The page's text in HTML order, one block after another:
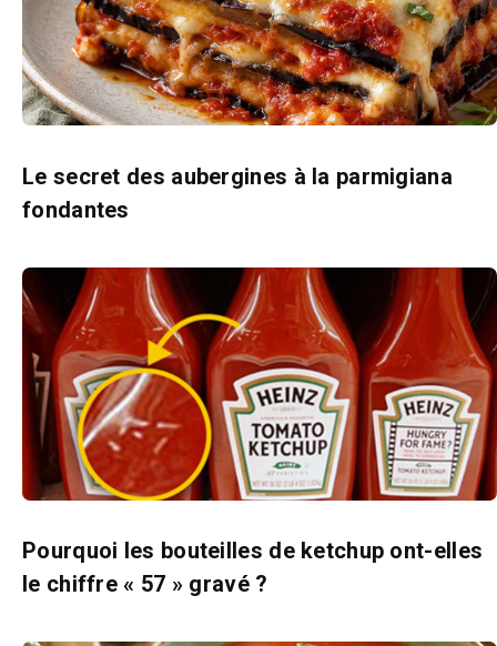
Le secret des aubergines à la parmigiana
fondantes
Pourquoi les bouteilles de ketchup ont-elles
le chiffre « 57 » gravé ?